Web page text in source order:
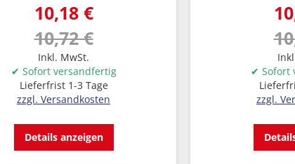
10,18 €
10,72 €
Inkl. MwSt.
✔ Sofort versandfertig
Lieferfrist 1-3 Tage
zzgl. Versandkosten
Details anzeigen
✔ Sofort
zzgl.